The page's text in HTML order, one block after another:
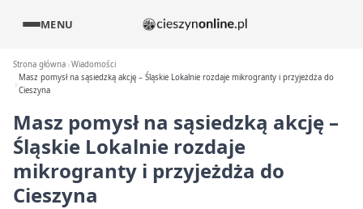
MENU
Strona główna Wiadomości
Masz pomysł na sąsiedzką akcję – Śląskie Lokalnie rozdaje mikrogranty i przyjeżdża do
Cieszyna
Masz pomysł na sąsiedzką akcję –
Śląskie Lokalnie rozdaje
mikrogranty i przyjeżdża do
Cieszyna